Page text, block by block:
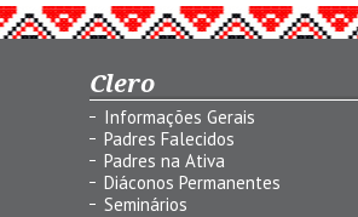
Clero
Informações Gerais
Padres Falecidos
Padres na Ativa
Diáconos Permanentes
Seminários